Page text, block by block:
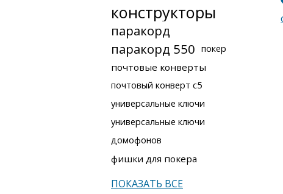
конструкторы
паракорд
паракорд 550 покер
почтовые конверты
почтовый конверт с5
универсальные ключи
универсальные ключи
домофонов
фишки для покера
ПОКАЗАТЬ ВСЕ